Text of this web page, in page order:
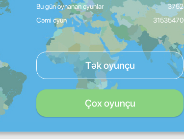
Bu gün oynanan oyunlar
3752
Cəmi oyun
31535470
Tək oyunçu
Çox oyunçu